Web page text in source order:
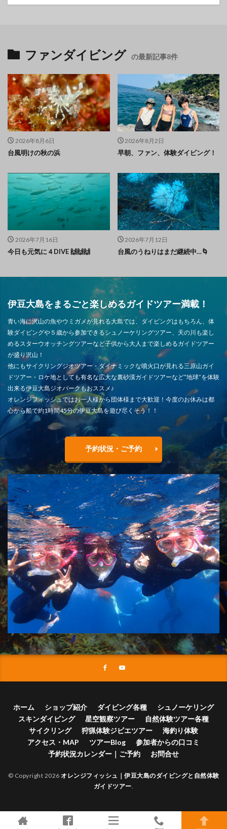
ファンダイビング の最新記事8件
2026年8月6日
台風明けの秋の浜
2026年8月2日
早朝、ファン、体験ダイビング！
2026年7月16日
今日も元気に４DIVE 🙌🙌🙌
2026年7月12日
台風のうねりはまだ継続中…🌀
伊豆大島をまるごと楽しめるガイドツアー満載！
青い海に沢山の魚やウミガメが見れる大島では、ダイビングはもちろん、体
験ダイビングや５歳から参加できるシュノーケリングツアー、天の川も楽し
めるスターウオッチングツアーなど子供から大人まで楽しめるガイドツアー
が盛り沢山！
他にもサイクリングジオツアー・ダイナミックな噴火口が見れる三原山ガイ
ドツアー・ロケ地としても有名な広大な裏砂漠ガイドツアーなど”地球”を体験
出来る伊豆大島ジオパークもおススメ♪
オレンジフィッシュではお一人様から団体様まで大歓迎！今度のお休みは都
心から船で約1時間45分の伊豆大島を遊び尽くそう！！
予約状況・ご予約
ホーム ショップ紹介 ダイビング各種
シュノーケリング
スキンダイビング
星空観察ツアー
自然体験ツアー各種
サイクリング
狩猟体験ジビエツアー
海釣り体験
アクセス・MAP
ツアーBlog
参加者からの口コミ
予約状況カレンダー｜ご予約
お問合せ
© Copyright 2026 オレンジフィッシュ｜伊豆大島のダイビングと自然体験
ガイドツアー